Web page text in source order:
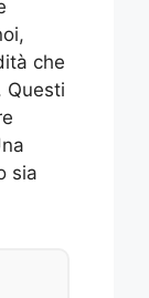
che
Questi
sia